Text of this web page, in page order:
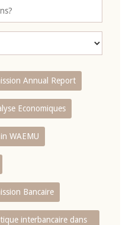
Annual Report
Economiques
WAEMU
Bancaire
interbancaire dans